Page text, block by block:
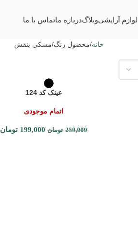
لوازم آرایشیوبلاگدرباره ماتماس با ما
خانه محصول رنگ مشکی بنفش
عینک کد 124
اتمام موجودی
259,000 تومان 199,000 تومان